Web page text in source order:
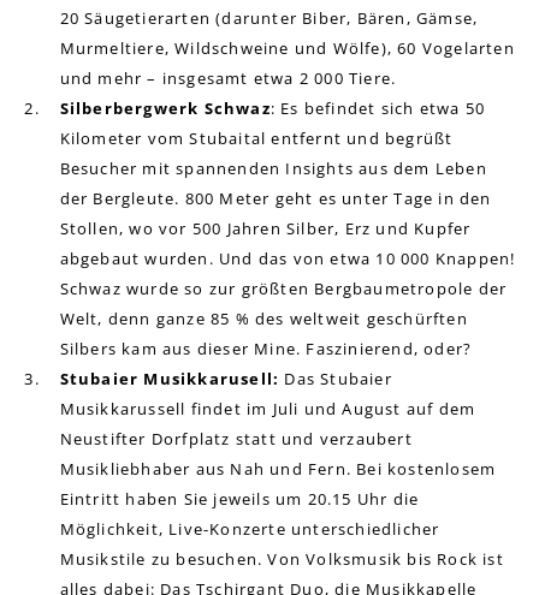
20 Säugetierarten (darunter Biber, Bären, Gämse,
Murmeltiere, Wildschweine und Wölfe), 60 Vogelarten
und mehr – insgesamt etwa 2 000 Tiere.
Silberbergwerk Schwaz: Es befindet sich etwa 50
Kilometer vom Stubaital entfernt und begrüßt
Besucher mit spannenden Insights aus dem Leben
der Bergleute. 800 Meter geht es unter Tage in den
Stollen, wo vor 500 Jahren Silber, Erz und Kupfer
abgebaut wurden. Und das von etwa 10 000 Knappen!
Schwaz wurde so zur größten Bergbaumetropole der
Welt, denn ganze 85 % des weltweit geschürften
Silbers kam aus dieser Mine. Faszinierend, oder?
Stubaier Musikkarusell: Das Stubaier
Musikkarussell findet im Juli und August auf dem
Neustifter Dorfplatz statt und verzaubert
Musikliebhaber aus Nah und Fern. Bei kostenlosem
Eintritt haben Sie jeweils um 20.15 Uhr die
Möglichkeit, Live-Konzerte unterschiedlicher
Musikstile zu besuchen. Von Volksmusik bis Rock ist
alles dabei: Das Tschirgant Duo, die Musikkapelle